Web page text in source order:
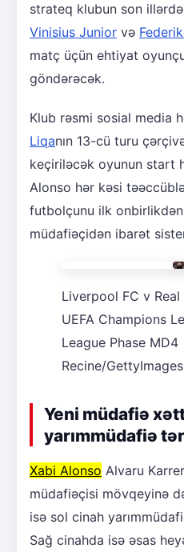
strateq klubun son
Vinisius Junior və
matç üçün ehtiyat
göndərəcək.
Klub rəsmi sosial media
Liqanın 13-cü turu
keçiriləcək oyunun start
Alonso hər kəsi
futbolçunu ilk
müdafiəçidən ibarət
Liverpool FC v
UEFA Champions
League Phase MD4
Recine/GettyImages
Yeni müdafiə
yarımmüdafiə
Xabi Alonso Alvaru
müdafiəçisi mövqeyinə
isə sol cinah
Sağ cinahda isə əsas